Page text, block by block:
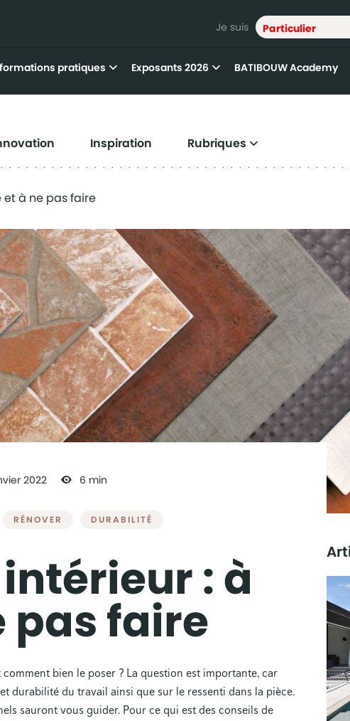
Je suis Particulier
pratiques Exposants 2026 BATIBOUW Academy
Inspiration Rubriques
à ne pas faire
2022 6 min
RÉNOVER DURABILITÉ
: à
pas faire
bien le poser ? La question est importante, car
durabilité du travail ainsi que sur le ressenti dans la pièce.
sauront vous guider. Pour ce qui est des conseils de